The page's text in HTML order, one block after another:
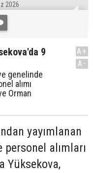
2026
9
genelinde
alımı
Orman
A+
A-
yayımlanan
personel alımları
Yüksekova,